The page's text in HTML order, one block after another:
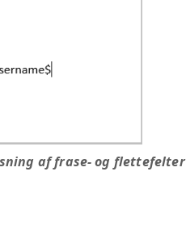
af frase- og flettefelter